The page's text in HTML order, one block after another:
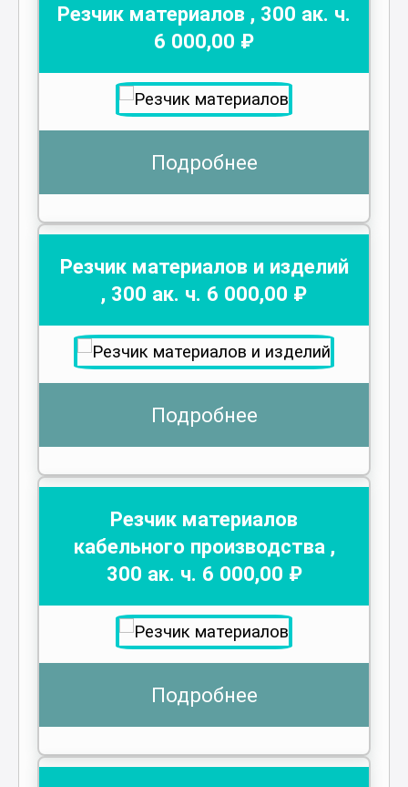
Резчик материалов , 300 ак. ч.
6 000,00 ₽
Подробнее
Резчик материалов и изделий
, 300 ак. ч. 6 000,00 ₽
Подробнее
Резчик материалов
кабельного производства ,
300 ак. ч. 6 000,00 ₽
Подробнее